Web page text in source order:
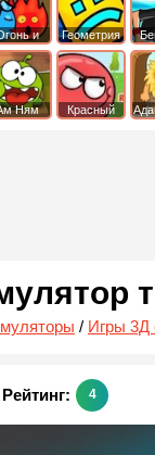
и
Вода
Геометрия
Даш
Ням
Красный
/ Игры 3Д
Рейтинг: 4